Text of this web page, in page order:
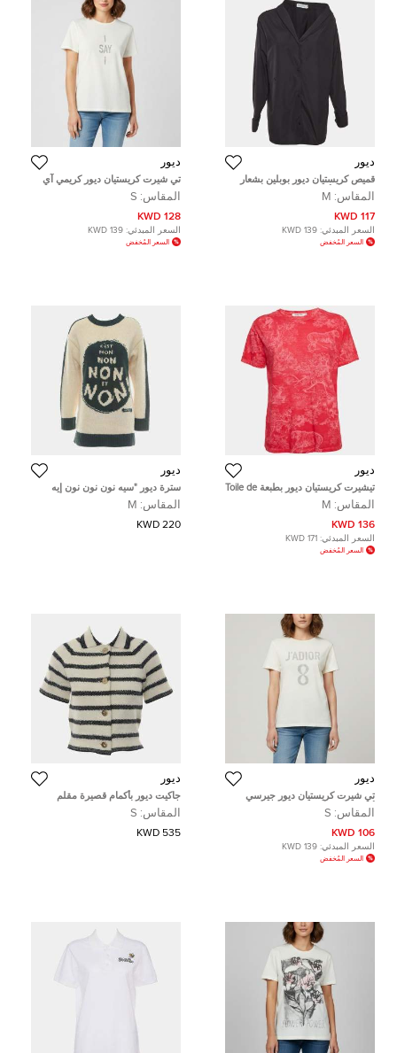
ديور
قميص كريستيان ديور بوبلين بشعار
مطرز لون أسود غير متماثل مقاس
متوسط (ميديم)
المقاس: M
117 KWD
السعر المبدئي: 139 KWD
السعر المُخفض
ديور
تي شيرت كريستيان ديور كريمي آي
ساي آي جيرسي برسومات صغير
المقاس: S
128 KWD
السعر المبدئي: 139 KWD
السعر المُخفض
ديور
تيشيرت كريستيان ديور بطبعة Toile de
Jouy وردية من الجيرسيه برقبة دائرية
مقاس متوسط (ميديم)
المقاس: M
136 KWD
السعر المبدئي: 171 KWD
السعر المُخفض
ديور
سترة ديور "سيه نون نون نون إيه
المتحدة
المقاس: M
220 KWD
ديور
تي شيرت كريستيان ديور جيرسي
إكس سمول )
المقاس: S
106 KWD
السعر المبدئي: 139 KWD
السعر المُخفض
ديور
جاكيت ديور بأكمام قصيرة مقلم
مقاس الولايات المتحدة ٤
المقاس: S
535 KWD